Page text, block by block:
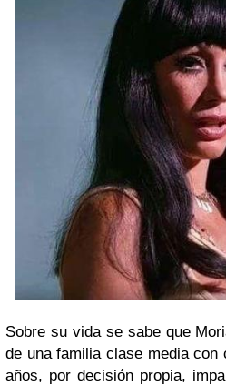
Sobre su vida se sabe que
de una familia clase media con
años, por decisión propia,